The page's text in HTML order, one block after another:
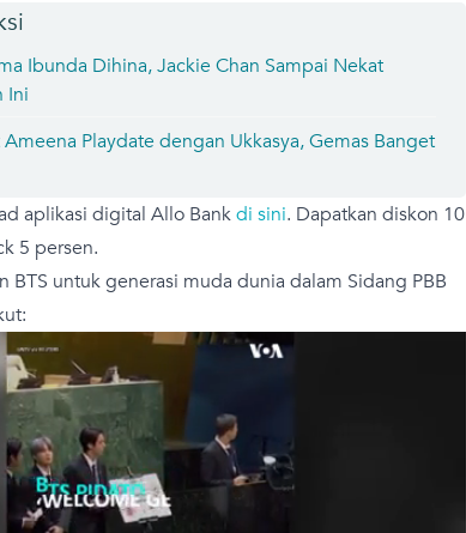
Ibunda Dihina, Jackie Chan Sampai Nekat
Ini
Playdate dengan Ukkasya, Gemas Banget
aplikasi digital Allo Bankdi sini. Dapatkan diskon 10
5 persen.
BTS untuk generasi muda dunia dalam Sidang PBB